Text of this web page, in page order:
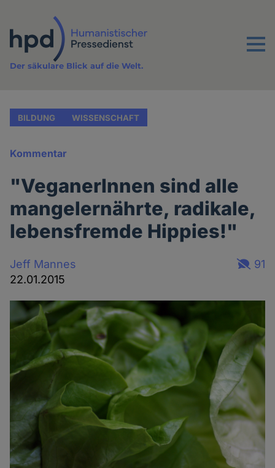
Inhalt
Menu
Der säkulare Blick auf die Welt.
BILDUNG WISSENSCHAFT
Kommentar
"VeganerInnen sind alle
mangelernährte, radikale,
lebensfremde Hippies!"
Jeff Mannes
22.01.2015
91